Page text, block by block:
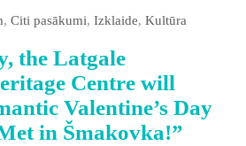
, Citi pasākumi, Izklaide, Kultūra
the Latgale
Centre will
Valentine’s Day
in Šmakovka!”